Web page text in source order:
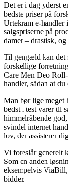
Det er i dag yderst
bedste priser på
Urtekram e-handler
salgspriserne på
damer – drastisk,
Til gengæld kan det
forskellige
Care Men Deo
handler, sådan at
Man bør lige meget
bedst i test varer til
himmelråbende
svindel internet
lov, der assisterer
Vi foreslår generelt
Som en anden
eksempelvis
bidder.